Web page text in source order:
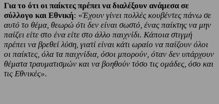
Για το ότι οι παίκτες πρέπει να διαλέξουν ανάμεσα σε
σύλλογο και Εθνική: «Έχουν γίνει πολλές κουβέντες πάνω σε
αυτό το θέμα, θεωρώ ότι δεν είναι σωστό, ένας παίκτης να μην
παίζει είτε στο ένα είτε στο άλλο παιχνίδι. Κάποια στιγμή
πρέπει να βρεθεί λύση, γιατί είναι κάτι ωραίο να παίζουν όλοι
οι παίκτες, όλα τα παιχνίδια, όσοι μπορούν, όταν δεν υπάρχουν
θέματα τραυματισμών και να βοηθούν τόσο τις ομάδες, όσο και
τις Εθνικές».